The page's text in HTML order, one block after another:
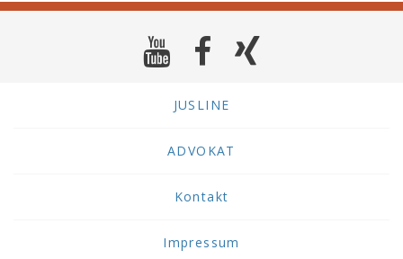
JUSLINE
ADVOKAT
Kontakt
Impressum